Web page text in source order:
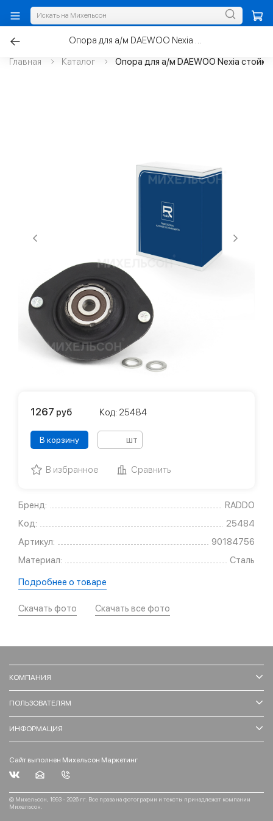
Главная Каталог Опора для а/м DAEWOO Nexia
Бренд:
RADDO
Код:
25484
Артикул:
90184756
Материал:
Сталь
Подробнее о товаре
Скачать фото Скачать все фото
1267 руб Код: 25484
В корзину шт
В избранное Сравнить
КОМПАНИЯ
ПОЛЬЗОВАТЕЛЯМ
ИНФОРМАЦИЯ
Сайт выполнен Михельсон Маркетинг
© Михельсон, 1993 - 2026 гг. Все права на фотографии и тексты принадлежат компании
Михельсон.